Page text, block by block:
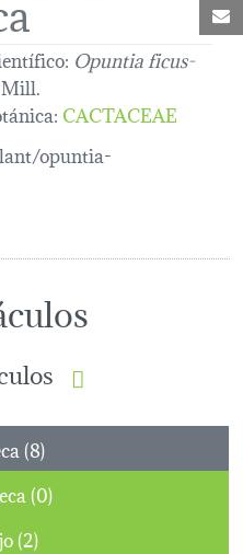
Opuntia ficus-
:CACTACEAE
Fototeca (8)
Scanoteca (0)
Dibujo (2)